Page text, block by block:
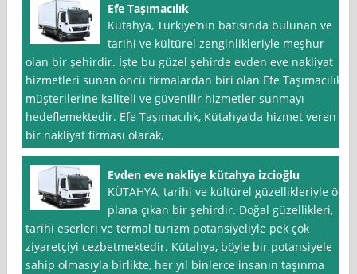
Efe Taşımacılık
Kütahya, Türkiye’nin batısında bulunan ve
tarihi ve kültürel zenginlikleriyle meşhur
olan bir şehirdir. İşte bu güzel şehirde evden eve nakliyat
hizmetleri sunan öncü firmalardan biri olan Efe Taşımacılık,
müşterilerine kaliteli ve güvenilir hizmetler sunmayı
hedeflemektedir. Efe Taşımacılık, Kütahya’da hizmet veren
bir nakliyat firması olarak,
Evden eve nakliye kütahya izcioğlu
KÜTAHYA, tarihi ve kültürel güzellikleriyle ön
plana çıkan bir şehirdir. Doğal güzellikleri,
tarihi eserleri ve termal turizm potansiyeliyle pek çok
ziyaretçiyi cezbetmektedir. Kütahya, böyle bir potansiyele
sahip olmasıyla birlikte, her yıl binlerce insanın taşınma